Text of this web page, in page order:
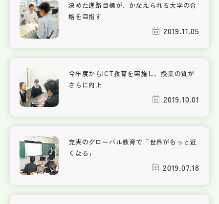
決めた進路目標が、かなえられる大学の合
格を目指す
2019.11.05
今年度からICT教育を実施し、授業の質が
さらに向上
2019.10.01
充実のグローバル教育で「世界がもっと近
くなる」
2019.07.18